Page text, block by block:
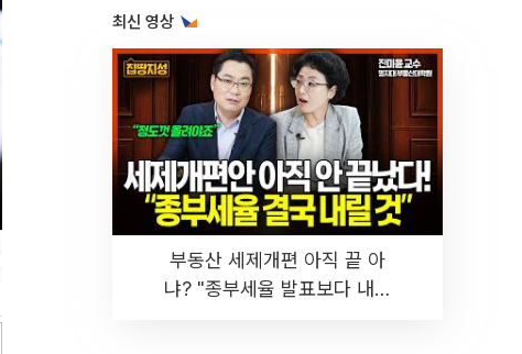
최신 영상
부동산 세제개편 아직 끝 아
냐? "종부세율 발표보다 내릴